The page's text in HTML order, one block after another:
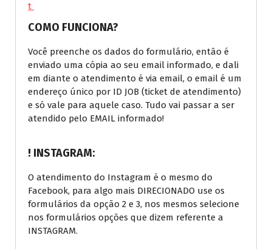
t
COMO FUNCIONA?
Você preenche os dados do formulário, então é
enviado uma cópia ao seu email informado, e dali
em diante o atendimento é via email, o email é um
endereço único por ID JOB (ticket de atendimento)
e só vale para aquele caso. Tudo vai passar a ser
atendido pelo EMAIL informado!
! INSTAGRAM:
O atendimento do Instagram é o mesmo do
Facebook, para algo mais DIRECIONADO use os
formulários da opção 2 e 3, nos mesmos selecione
nos formulários opções que dizem referente a
INSTAGRAM.